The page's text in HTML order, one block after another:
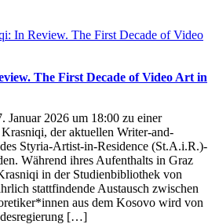
The First Decade of Video Art in
Januar 2026 um 18:00 zu einer
der aktuellen Writer-and-
Styria-Artist-in-Residence (St.A.i.R.)-
Während ihres Aufenthalts in Graz
in der Studienbibliothek von
stattfindende Austausch zwischen
aus dem Kosovo wird von
[…]